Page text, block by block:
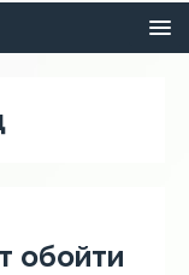
обойти